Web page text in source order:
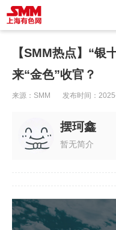
【SMM热点】“银
来“金色”收官？
来源： SMM 发布时间：
摆珂鑫
暂无简介